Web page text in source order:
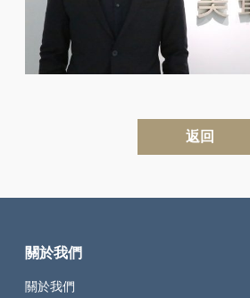
返回
關於我們
關於我們